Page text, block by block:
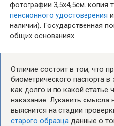
фотографии 3,5х4,5см, копия
пенсионного удостоверения
наличии). Государственная
общих основаниях.
Отличие состоит в том, что
биометрического паспорта в
как долго и по какой статье
наказание. Лукавить смысла
выяснится на стадии
старого образца данные о